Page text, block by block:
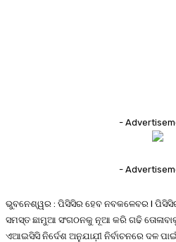
-
-
ଭୁବନେଶ୍ୱର : ପିସିସିର ହେବ ନବକଳେବର l
ସମସ୍ତ ଛାମୁଆ ସଂଗଠନକୁ ନୂଆ କରି ଗଢି
ଏଆଇସିସି ନିର୍ଦେଶ ଅନୁଯାଯ଼ୀ ନିର୍ବାଚନରେ ଦଳ